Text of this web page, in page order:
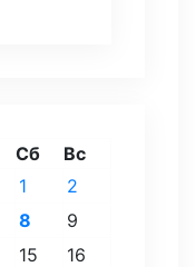
Сб
Вс
1
2
8
9
15 16